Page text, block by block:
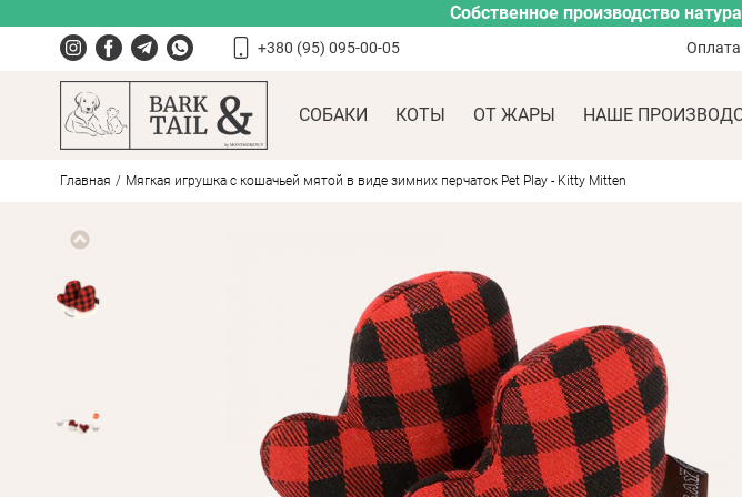
Собственное производство
+380 (95) 095-00-05
СОБАКИ КОТЫ ОТ ЖАРЫ НАШЕ
Главная Мягкая игрушка с кошачьей мятой в виде зимних перчаток Pet Play - Kitty Mitten